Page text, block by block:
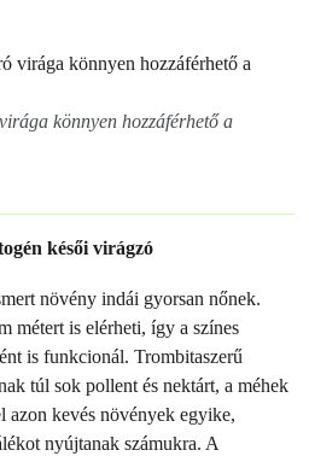
könnyen hozzáférhető a
késői virágzó
növény indái gyorsan nőnek.
métert is elérheti, így a színes
is funkcionál. Trombitaszerű
túl sok pollent és nektárt, a méhek
azon kevés növények egyike,
nyújtanak számukra. A